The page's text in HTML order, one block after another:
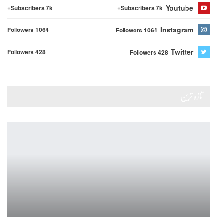
Youtube
Subscribers 7k+
Subscribers 7k+
Instagram
Followers 1064
Followers 1064
Twitter
Followers 428
Followers 428